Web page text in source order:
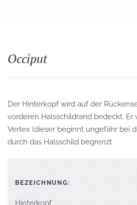
Occiput
Der Hinterkopf wird auf der
vorderen Halsschildrand bedeckt. Er
Vertex (dieser beginnt ungefähr bei
durch das Halsschild begrenzt.
BEZEICHNUNG:
Hinterkopf